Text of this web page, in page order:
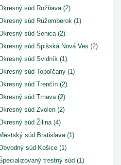
súd Rožňava (2)
súd Ružomberok (1)
súd Senica (2)
súd Spišská Nová Ves (2)
súd Svidník (1)
súd Topoľčany (1)
súd Trenčín (2)
súd Trnava (2)
súd Zvolen (2)
súd Žilina (4)
Mestský súd Bratislava (1)
súd Košice (1)
trestný súd (1)